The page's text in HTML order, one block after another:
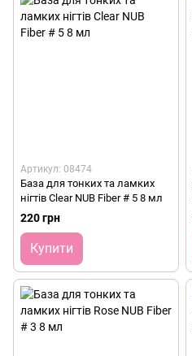
Артикул: 08474
База для тонких та ламких
нігтів Clear NUB Fiber # 5 8 мл
220 грн
Купити